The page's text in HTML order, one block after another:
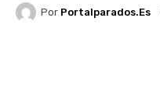
Por Portalparados.es